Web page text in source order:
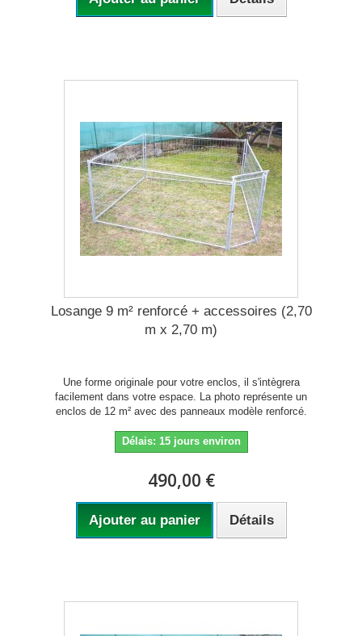
Losange 9 m² renforcé + accessoires (2,70
m x 2,70 m)
Une forme originale pour votre enclos, il s'intègrera
facilement dans votre espace. La photo représente un
enclos de 12 m² avec des panneaux modèle renforcé.
Délais: 15 jours environ
490,00 €
Ajouter au panier Détails